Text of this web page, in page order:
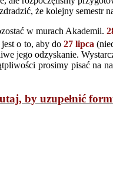
że kolejny semestr
w murach Akademii.
o to, aby do 27 lipca
jego odzyskanie.
prosimy pisać na
by uzupełnić